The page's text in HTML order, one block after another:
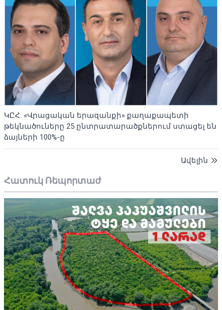
ԿԸՀ. «Վրացական երազանքի» քաղաքապետի
թեկնածուները 25 ընտրատարածքներում ստացել են
ձայների 100%-ը
Ավելին
Հատուկ Ռեպորտաժ